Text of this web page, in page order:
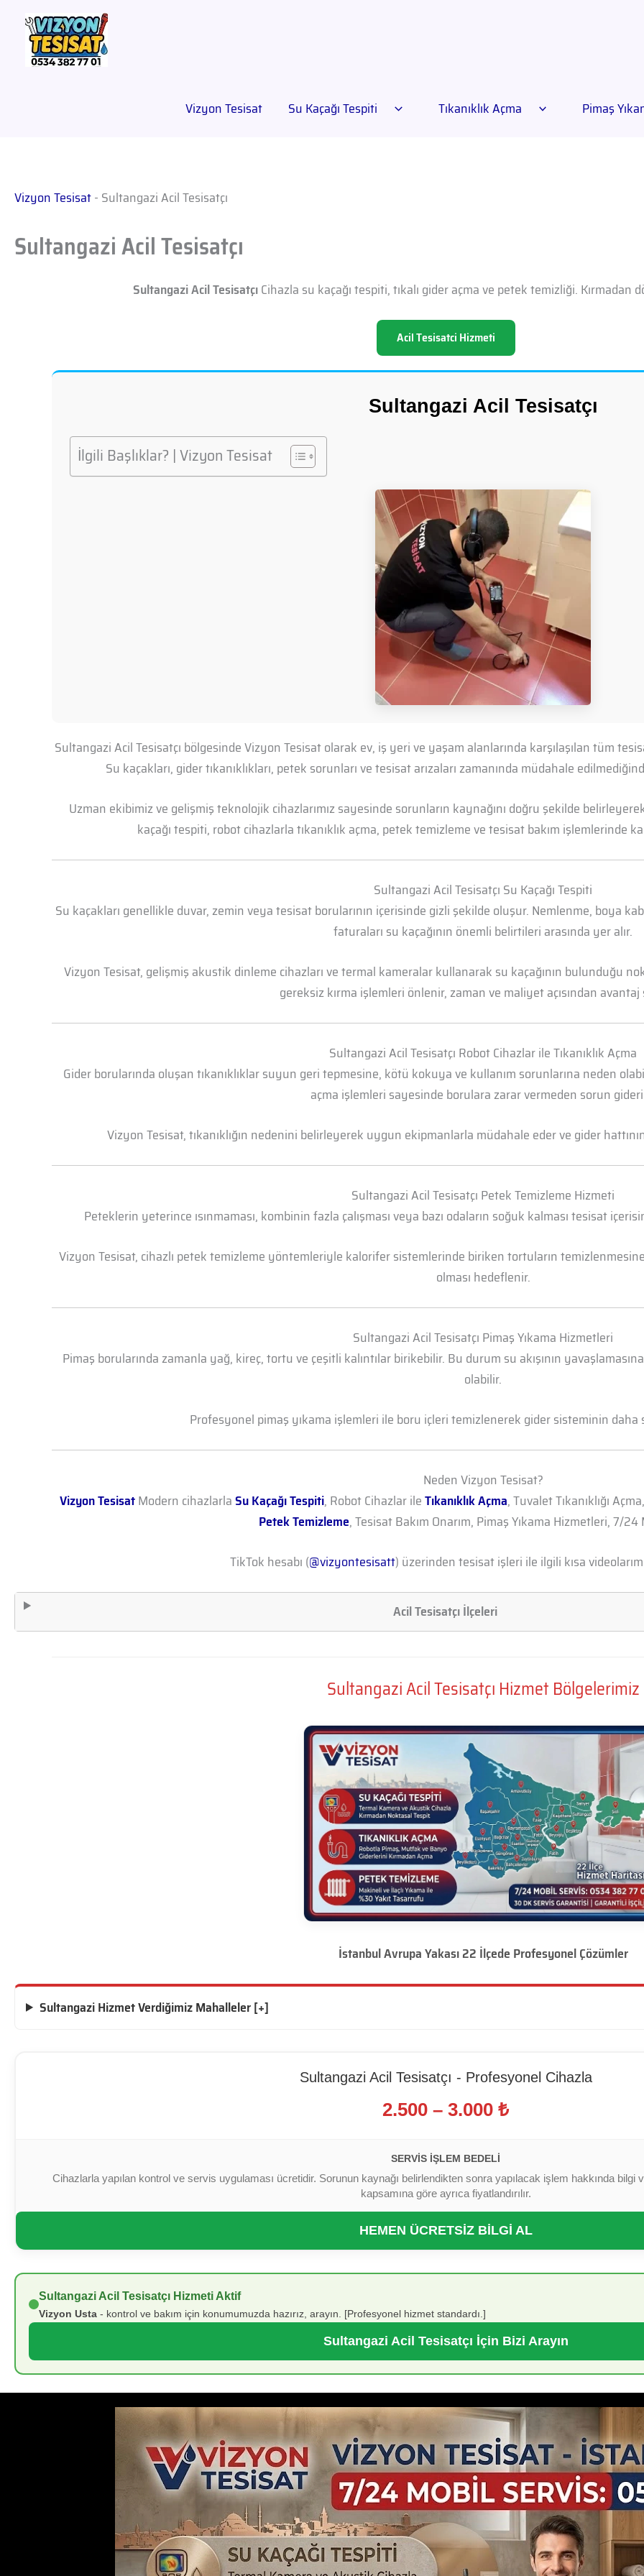
Vizyon Tesisat Su Kaçağı Tespiti Tıkanıklık Açma Pimaş
Vizyon Tesisat- Sultangazi Acil Tesisatçı
Sultangazi Acil Tesisatçı
Sultangazi Acil TesisatçıCihazla su kaçağı tespiti, tıkalı gider açma ve petek temizliği.
Acil Tesisatci Hizmeti
Sultangazi Acil Tesisatçı
İlgili Başlıklar? | Vizyon Tesisat
Sultangazi Acil Tesisatçı bölgesinde Vizyon Tesisat olarak ev, iş yeri ve yaşam alanlarında karşılaşılan tüm
Su kaçakları, gider tıkanıklıkları, petek sorunları ve tesisat arızaları zamanında müdahale
Uzman ekibimiz ve gelişmiş teknolojik cihazlarımız sayesinde sorunların kaynağını doğru şekilde
kaçağı tespiti, robot cihazlarla tıkanıklık açma, petek temizleme ve tesisat bakım işlemlerinde
Sultangazi Acil Tesisatçı Su Kaçağı Tespiti
Su kaçakları genellikle duvar, zemin veya tesisat borularının içerisinde gizli şekilde oluşur. Nemlenme, boya
faturaları su kaçağının önemli belirtileri arasında yer alır.
Vizyon Tesisat, gelişmiş akustik dinleme cihazları ve termal kameralar kullanarak su kaçağının bulunduğu
gereksiz kırma işlemleri önlenir, zaman ve maliyet açısından avantaj
Sultangazi Acil Tesisatçı Robot Cihazlar ile Tıkanıklık Açma
Gider borularında oluşan tıkanıklıklar suyun geri tepmesine, kötü kokuya ve kullanım sorunlarına neden
açma işlemleri sayesinde borulara zarar vermeden sorun
Vizyon Tesisat, tıkanıklığın nedenini belirleyerek uygun ekipmanlarla müdahale eder ve gider
Sultangazi Acil Tesisatçı Petek Temizleme Hizmeti
Peteklerin yeterince ısınmaması, kombinin fazla çalışması veya bazı odaların soğuk kalması tesisat
Vizyon Tesisat, cihazlı petek temizleme yöntemleriyle kalorifer sistemlerinde biriken tortuların temizlenmesine
olması hedeflenir.
Sultangazi Acil Tesisatçı Pimaş Yıkama Hizmetleri
Pimaş borularında zamanla yağ, kireç, tortu ve çeşitli kalıntılar birikebilir. Bu durum su akışının
olabilir.
Profesyonel pimaş yıkama işlemleri ile boru içleri temizlenerek gider sisteminin daha
Neden Vizyon Tesisat?
Vizyon TesisatModern cihazlarlaSu Kaçağı Tespiti, Robot Cihazlar ileTıkanıklık Açma, Tuvalet Tıkanıklığı
Petek Temizleme, Tesisat Bakım Onarım, Pimaş Yıkama Hizmetleri, 7/
TikTok hesabı (@vizyontesisatt) üzerinden tesisat işleri ile ilgili kısa
Acil Tesisatçı İlçeleri
Sultangazi Acil Tesisatçı Hizmet Bölgelerimiz
İstanbul Avrupa Yakası 22 İlçede Profesyonel Çözümler
Sultangazi Hizmet Verdiğimiz Mahalleler [+]
Sultangazi Acil Tesisatçı - Profesyonel Cihazla
2.500 – 3.000 ₺
SERVIS İŞLEM BEDELI
Cihazlarla yapılan kontrol ve servis uygulaması ücretidir. Sorunun kaynağı belirlendikten sonra yapılacak işlem hakkında bilgi
kapsamına göre ayrıca fiyatlandırılır.
HEMEN ÜCRETSİZ BİLGİ AL
Sultangazi Acil Tesisatçı Hizmeti Aktif
Vizyon Usta - kontrol ve bakım için konumumuzda hazırız, arayın. [Profesyonel hizmet standardı.]
Sultangazi Acil Tesisatçı İçin Bizi Arayın